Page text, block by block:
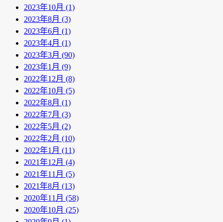
2023年10月 (1)
2023年8月 (3)
2023年6月 (1)
2023年4月 (1)
2023年3月 (90)
2023年1月 (9)
2022年12月 (8)
2022年10月 (5)
2022年8月 (1)
2022年7月 (3)
2022年5月 (2)
2022年2月 (10)
2022年1月 (11)
2021年12月 (4)
2021年11月 (5)
2021年8月 (13)
2020年11月 (58)
2020年10月 (25)